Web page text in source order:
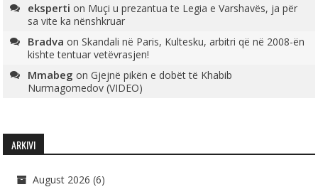
eksperti on Muçi u prezantua te Legia e Varshavës, ja për
sa vite ka nënshkruar
Bradva onSkandali në Paris, Kultesku, arbitri që në 2008-ën
kishte tentuar vetëvrasjen!
Mmabeg onGjejnë pikën e dobët të Khabib
Nurmagomedov (VIDEO)
ARKIVI
August 2026 (6)